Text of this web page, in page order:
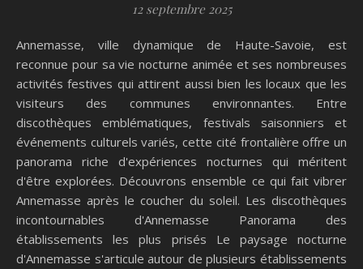
12 septembre 2025
Annemasse, ville dynamique de Haute-Savoie, est
reconnue pour sa vie nocturne animée et ses nombreuses
activités festives qui attirent aussi bien les locaux que les
visiteurs des communes environnantes. Entre
discothèques emblématiques, festivals saisonniers et
événements culturels variés, cette cité frontalière offre un
panorama riche d'expériences nocturnes qui méritent
d'être explorées. Découvrons ensemble ce qui fait vibrer
Annemasse après le coucher du soleil. Les discothèques
incontournables d'Annemasse Panorama des
établissements les plus prisés Le paysage nocturne
d'Annemasse s'articule autour de plusieurs établissements